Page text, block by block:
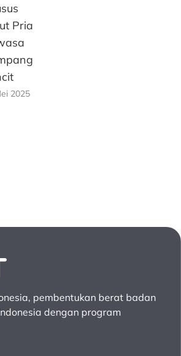
Pria
2025
pembentukan berat badan
dengan program